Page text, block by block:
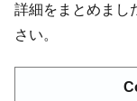
詳細をまとめまし
さい。